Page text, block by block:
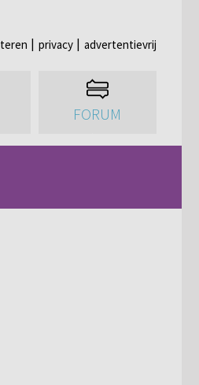
privacy advertentievrij
FORUM